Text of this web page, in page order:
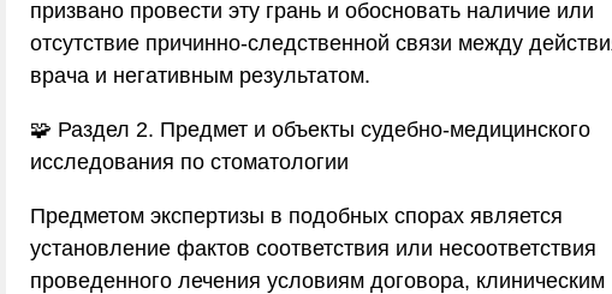
призвано провести эту грань и обосновать наличие или
отсутствие причинно-следственной связи между
врача и негативным результатом.
🧩 Раздел 2. Предмет и объекты судебно-медицинского
исследования по стоматологии
Предметом экспертизы в подобных спорах является
установление фактов соответствия или несоответствия
проведенного лечения условиям договора, клиническим